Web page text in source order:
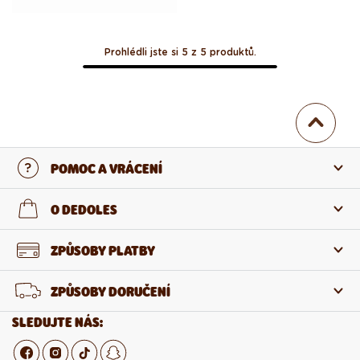
Prohlédli jste si 5 z 5 produktů.
POMOC A VRÁCENÍ
Kontaktujte nás
Vrácení a reklamace
Odstoupení od smlouvy
O DEDOLES
O nás
Velkoobchod
ZPŮSOBY PLATBY
ZPŮSOBY DORUČENÍ
SLEDUJTE NÁS: